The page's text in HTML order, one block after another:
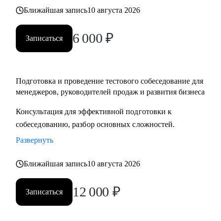
Ближайшая запись10 августа 2026
Записаться 6 000 ₽
Подготовка и проведение тестового собеседование для
менеджеров, руководителей продаж и развития бизнеса
Консультация для эффективной подготовки к
собеседованию, разбор основных сложностей.
Развернуть
Ближайшая запись10 августа 2026
Записаться 12 000 ₽